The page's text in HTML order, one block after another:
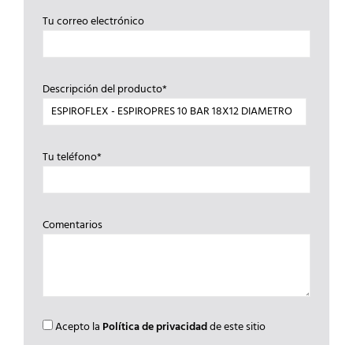
Tu correo electrónico
Descripción del producto*
Tu teléfono*
Comentarios
Acepto la Política de privacidadde este sitio